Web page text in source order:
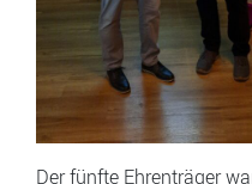
Der fünfte Ehrenträger